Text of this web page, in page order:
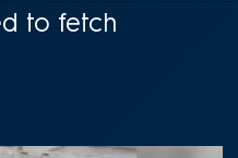
to fetch